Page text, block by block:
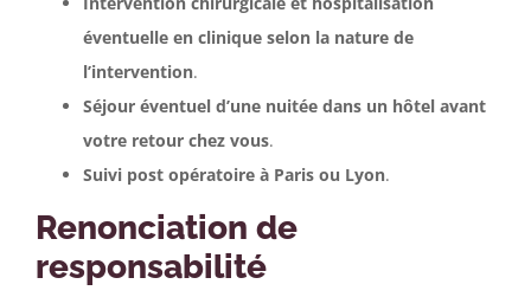
éventuelle en clinique selon la nature de
l’intervention.
Séjour éventuel d’une nuitée dans un hôtel avant
votre retour chez vous.
Suivi post opératoire à Paris ou Lyon.
Renonciation de
responsabilité